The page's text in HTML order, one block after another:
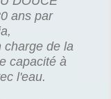
ans par
charge de la
capacité à
l'eau.